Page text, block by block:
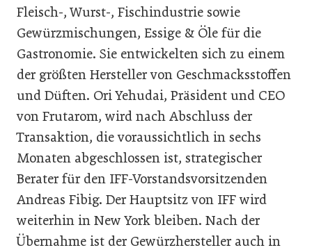
Fleisch-, Wurst-, Fischindustrie sowie
Gewürzmischungen, Essige & Öle für die
Gastronomie. Sie entwickelten sich zu einem
der größten Hersteller von Geschmacksstoffen
und Düften. Ori Yehudai, Präsident und CEO
von Frutarom, wird nach Abschluss der
Transaktion, die voraussichtlich in sechs
Monaten abgeschlossen ist, strategischer
Berater für den IFF-Vorstandsvorsitzenden
Andreas Fibig. Der Hauptsitz von IFF wird
weiterhin in New York bleiben. Nach der
Übernahme ist der Gewürzhersteller auch in